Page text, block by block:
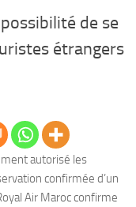
de se
étrangers
autorisé les
confirmée d’un
Air Maroc confirme